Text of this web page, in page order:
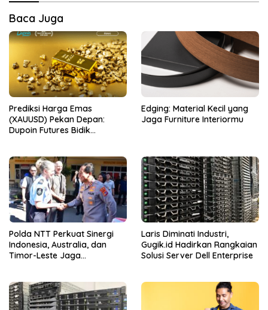
Baca Juga
Prediksi Harga Emas
(XAUUSD) Pekan Depan:
Dupoin Futures Bidik
Edging: Material Kecil yang
Jaga Furniture Interiormu
Polda NTT Perkuat Sinergi
Indonesia, Australia, dan
Timor-Leste Jaga
Laris Diminati Industri,
Gugik.id Hadirkan Rangkaian
Solusi Server Dell Enterprise